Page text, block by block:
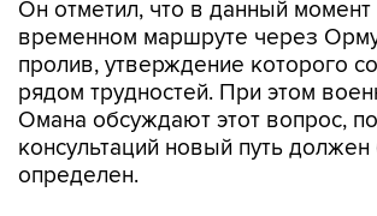
пролив, утверждение которого
рядом трудностей. При этом
Омана обсуждают этот вопрос,
консультаций новый путь
определен.
Между тем, CNN сообщает со